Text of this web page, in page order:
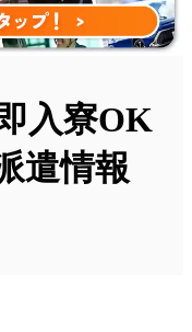
入寮OK
遣情報